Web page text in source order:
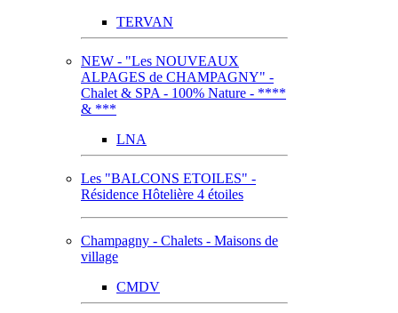
TERVAN
NEW - "Les NOUVEAUX
ALPAGES de CHAMPAGNY" -
Chalet & SPA - 100% Nature - ****
& ***
LNA
Les "BALCONS ETOILES" -
Résidence Hôtelière 4 étoiles
Champagny - Chalets - Maisons de
village
CMDV